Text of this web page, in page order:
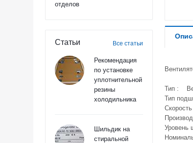
отделов
Статьи Все статьи
Рекомендация
по установке
уплотнительной
резины
холодильника
Шильдик на
стиральной
Тип :
Тип